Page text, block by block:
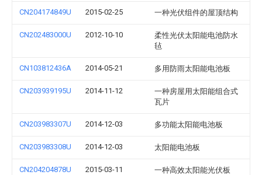
CN204174849U 2015-02-25 一种光伏组件的屋顶结构
CN202483000U 2012-10-10
柔性光伏太阳能电池防水
毡
CN103812436A 2014-05-21 多用防雨太阳能电池板
CN203939195U 2014-11-12
一种房屋用太阳能组合式
瓦片
CN203983307U 2014-12-03 多功能太阳能电池板
CN203983308U 2014-12-03 太阳能电池板
CN204204878U 2015-03-11 一种高效太阳能光伏板